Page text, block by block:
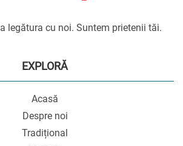
legătura cu noi. Suntem prietenii tăi.
EXPLORĂ
Acasă
Despre noi
Tradițional